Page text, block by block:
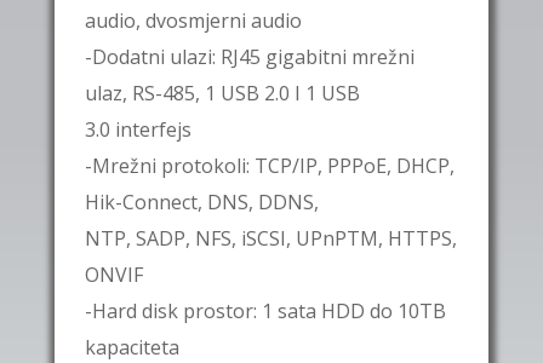
audio, dvosmjerni audio
-Dodatni ulazi: RJ45 gigabitni mrežni
ulaz, RS-485, 1 USB 2.0 I 1 USB
3.0 interfejs
-Mrežni protokoli: TCP/IP, PPPoE, DHCP,
Hik-Connect, DNS, DDNS,
NTP, SADP, NFS, iSCSI, UPnPTM, HTTPS,
ONVIF
-Hard disk prostor: 1 sata HDD do 10TB
kapaciteta